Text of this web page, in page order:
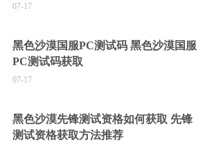
07-17
黑色沙漠国服PC测试码 黑色沙漠国服
PC测试码获取
07-17
黑色沙漠先锋测试资格如何获取 先锋
测试资格获取方法推荐